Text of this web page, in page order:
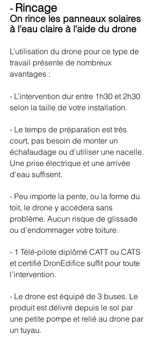
- Rincage
On rince les panneaux solaires
à l'eau claire à l'aide du drone
L’utilisation du drone pour ce type de
travail présente de nombreux
avantages :
- L’intervention dur entre 1h30 et 2h30
selon la taille de votre installation.
- Le temps de préparation est très
court, pas besoin de monter un
échafaudage ou d’utiliser une nacelle.
Une prise électrique et une arrivée
d'eau suffisent.
- Peu importe la pente, ou la forme du
toit, le drone y accédera sans
problème. Aucun risque de glissade
ou d’endommager votre toiture.
- 1 Télé-pilote diplômé CATT ou CATS
et certifié DronEdifice suffit pour toute
l’intervention.
- Le drone est équipé de 3 buses. Le
produit est délivré depuis le sol par
une petite pompe et relié au drone par
un tuyau.